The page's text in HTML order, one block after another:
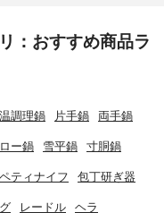
：おすすめ商品ラ
調理鍋 片手鍋 両手鍋
ー鍋 雪平鍋 寸胴鍋
ペティナイフ 包丁研ぎ器
レードル ヘラ